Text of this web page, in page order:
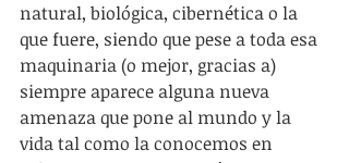
natural, biológica, cibernética o la
que fuere, siendo que pese a toda esa
maquinaria (o mejor, gracias a)
siempre aparece alguna nueva
amenaza que pone al mundo y la
vida tal como la conocemos en